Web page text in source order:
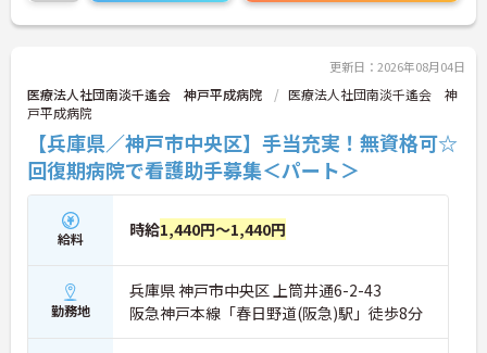
に150種類に対応した資格取得費用の全額法人負担
や、勤務時間内での外部研修受講など、介護福祉士
厚い支援が魅力です。1on1のメンター制度やリロ倶
楽部への加盟、男女ともに実績豊富な育休制度も完
備しており、安心のサポート体制のもと長期的なキ
ャリアを築いていけます。
★おすすめPOINT★
【ICT活用と充実のサポート体制で、安心・安全に業
務に取り組めます】
・ICT機器を導入して業務効率化を図っており、身体
的な負担を最小限に抑えながらケアに専念できます
り、新しい環境でも先輩に相談しながらステップア
ップできます
【高水準の給与と独自の福利厚生で、プライベート
更新日：2026年08月04日
医療法人社団南淡千遙会 神戸平成病院
医療法人社団南淡千遙会 神
戸平成病院
【兵庫県／神戸市中央区】手当充実！無資格可☆
回復期病院で看護助手募集＜パート＞
給料 時給1,440円～1,440円
勤務地
兵庫県 神戸市中央区 上筒井通6-2-43
阪急神戸本線「春日野道(阪急)駅」徒歩8分